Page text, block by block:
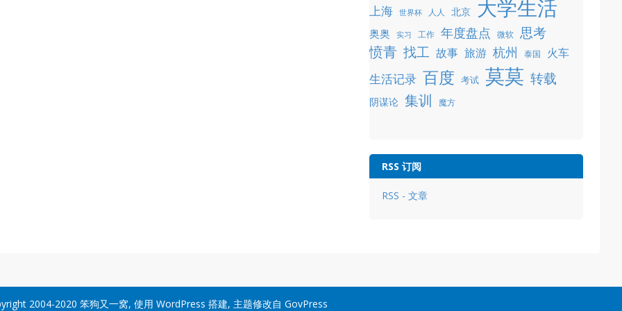
上海 世界杯 人人 北京 大学生活
奥奥 实习 工作 年度盘点 微软 思考
愤青 找工 故事 旅游 杭州 泰国 火车
生活记录 百度 考试 莫莫 转载
阴谋论 集训 魔方
RSS 订阅
RSS - 文章
2004-2020 笨狗又一窝, 使用 WordPress 搭建, 主题修改自 GovPress